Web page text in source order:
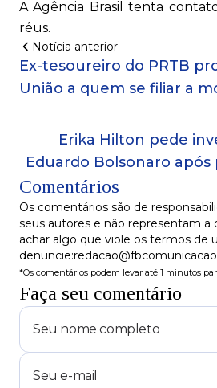
A Agência Brasil tenta
réus.
Notícia anterior
Ex-tesoureiro do PRTB
União a quem se filiar a
Erika Hilton pede
Eduardo Bolsonaro
Comentários
Os comentários são de
seus autores e não representam a
achar algo que viole os termos de
*Os comentários podem levar até 1 minutos
Faça seu comentário